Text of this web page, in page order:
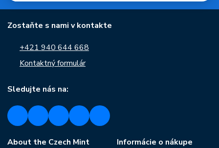
Zostaňte s nami v kontakte
+421 940 644 668
Kontaktný formulár
Sledujte nás na:
About the Czech Mint Informácie o nákupe